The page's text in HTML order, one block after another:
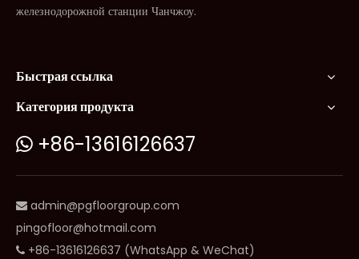
железнодорожной станции Чанчжоу.
Быстрая ссылка
Категория продукта
 +86-13616126637
 admin@pgfloorgroup.com
pingofloor@hotmail.com
 +86-13616126637 (WhatsApp & WeChat)